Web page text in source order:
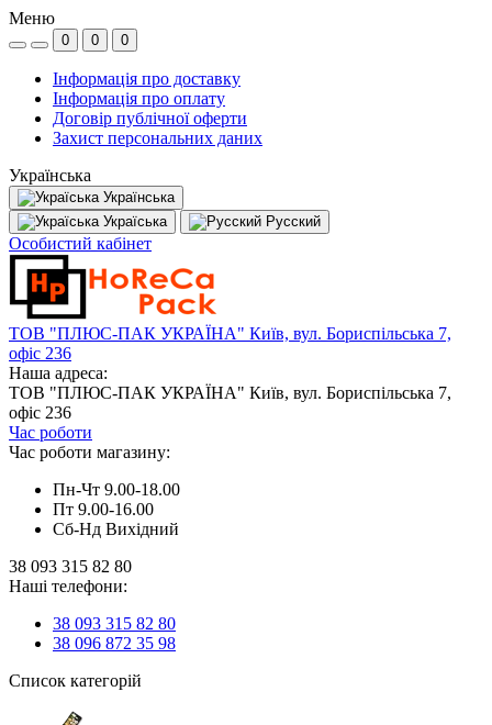
Меню
0 0 0
Інформація про доставку
Інформація про оплату
Договір публічної оферти
Захист персональних даних
Українська
Українська
Україська
Русский
Особистий кабінет
ТОВ "ПЛЮС-ПАК УКРАЇНА" Київ, вул. Бориспільська 7,
офіс 236
Наша адреса:
ТОВ "ПЛЮС-ПАК УКРАЇНА" Київ, вул. Бориспільська 7,
офіс 236
Час роботи
Час роботи магазину:
Пн-Чт 9.00-18.00
Пт 9.00-16.00
Сб-Нд Вихідний
38 093 315 82 80
Наші телефони:
38 093 315 82 80
38 096 872 35 98
Список категорій